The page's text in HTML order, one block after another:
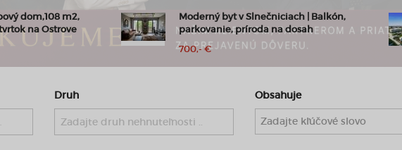
| Balkón,
na dosah
REB.sk Výnimočné apartmány na predaj
Španielsko Alicante
260.000,- €
..
Druh
Zadajte druh nehnuteľnosti ..
Obsahuje